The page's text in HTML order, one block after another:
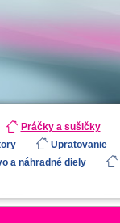
Práčky a sušičky
Upratovanie
a náhradné diely